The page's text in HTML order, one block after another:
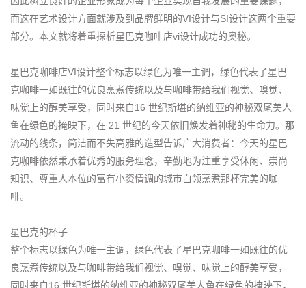
而这在艺术设计方面就涉及到品牌鲜明的VI设计与SI设计这两个重要
部分。本文就将着重探析星巴克咖啡店vi设计成功的奥秘。
星巴克咖啡店VI设计整个标志以绿色为唯一主调，绿色代表了星巴
克咖啡一如既往的优良烹煮传统以及与咖啡带给我们视觉、嗅觉、
味觉上的醇美享受，同时来自16 世纪斯堪的纳维亚的神秘双尾美人
鱼在绿色的掩映下，在 21 世纪的今天依旧焕发着神秘的生命力。那
流动的线条，简洁而不失高雅的造型告诉广大消费者：今天的星巴
克咖啡依然秉承着优秀的服务理念，辛勤地为注重享受休闲、崇尚
知识、尊重人本位的富有小资情调的城市白领烹煮那杯完美的咖
啡。
星巴克的杯子
整个标志以绿色为唯一主调，绿色代表了星巴克咖啡一如既往的优
良烹煮传统以及与咖啡带给我们视觉、嗅觉、味觉上的醇美享受，
同时来自16 世纪斯堪的纳维亚的神秘双尾美人鱼在绿色的掩映下，